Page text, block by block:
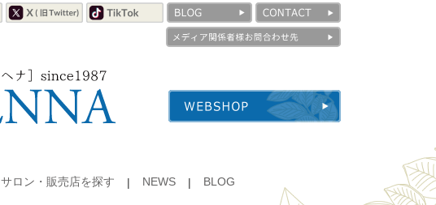
サロン・販売店を探す NEWS BLOG